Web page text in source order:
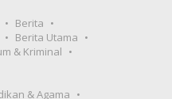
Berita
Berita Utama
& Kriminal
& Agama